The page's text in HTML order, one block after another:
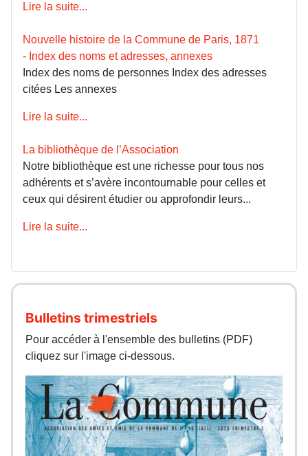
Lire la suite...
Nouvelle histoire de la Commune de Paris, 1871
- Index des noms et adresses, annexes
Index des noms de personnes Index des adresses
citées Les annexes
Lire la suite...
La bibliothèque de l’Association
Notre bibliothèque est une richesse pour tous nos
adhérents et s’avère incontournable pour celles et
ceux qui désirent étudier ou approfondir leurs...
Lire la suite...
Bulletins trimestriels
Pour accéder à l'ensemble des bulletins (PDF)
cliquez sur l'image ci-dessous.